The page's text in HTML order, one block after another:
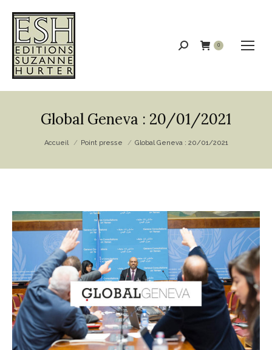
Recherche
0
Global Geneva : 20/01/2021
Vous êtes ici :
Accueil Point presse Global Geneva : 20/01/2021